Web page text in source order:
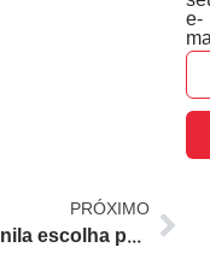
e-
PRÓXIMO
PL afunila escolha para sucessão de Cláudio Castro no Rio: Douglas Ruas e Felipe Curi são os cotados